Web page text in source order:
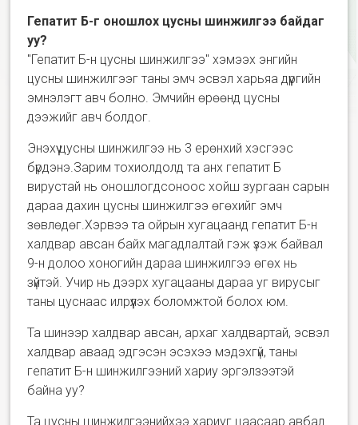
Гепатит Б-г оношлох цусны шинжилгээ байдаг
уу?
"Гепатит Б-н цусны шинжилгээ" хэмээх энгийн
цусны шинжилгээг таны эмч эсвэл харьяа дүүргийн
эмнэлэгт авч болно. Эмчийн өрөөнд цусны
дээжийг авч болдог.
Энэхүү цусны шинжилгээ нь 3 ерөнхий хэсгээс
бүрдэнэ.Зарим тохиолдолд та анх гепатит Б
вирустай нь оношлогдсоноос хойш зургаан сарын
дараа дахин цусны шинжилгээ өгөхийг эмч
зөвлөдөг.Хэрвээ та ойрын хугацаанд гепатит Б-н
халдвар авсан байх магадлалтай гэж үзэж байвал
9-н долоо хоногийн дараа шинжилгээ өгөх нь
зүйтэй. Учир нь дээрх хугацааны дараа уг вирусыг
таны цуснаас илрүүлэх боломжтой болох юм.
Та шинээр халдвар авсан, архаг халдвартай, эсвэл
халдвар аваад эдгэсэн эсэхээ мэдэхгүй, таны
гепатит Б-н шинжилгээний хариу эргэлзээтэй
байна уу?
Та цусны шинжилгээнийхээ хариуг цаасаар авбал